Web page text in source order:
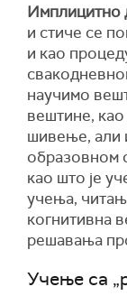
Имплицитно
и стиче се
и као
научимо
вештине,
шивење, али
образовном
као што је
учења,
когнитивна
решавања
Учење са